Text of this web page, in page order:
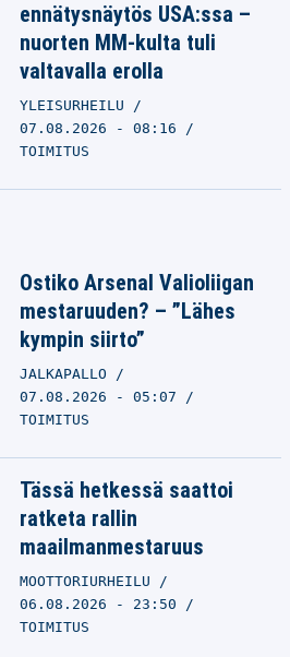
ennätysnäytös USA:ssa –
nuorten MM-kulta tuli
valtavalla erolla
YLEISURHEILU
07.08.2026 - 08:16
TOIMITUS
Ostiko Arsenal Valioliigan
mestaruuden? – ”Lähes
kympin siirto”
JALKAPALLO
07.08.2026 - 05:07
TOIMITUS
Tässä hetkessä saattoi
ratketa rallin
maailmanmestaruus
MOOTTORIURHEILU
06.08.2026 - 23:50
TOIMITUS